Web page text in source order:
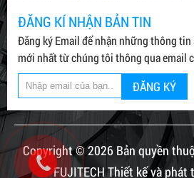
ĐĂNG KÍ NHẬN BẢN TIN
Đăng ký Email để nhận những thông
mới nhất từ chúng tôi thông qua email
ĐĂNG KÝ
Copyright © 2026 Bản quyền
FUJITECH Thiết kế và phát